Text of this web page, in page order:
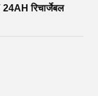
रिचार्जेबल